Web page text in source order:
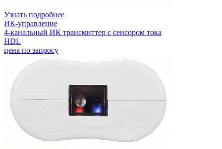
Узнать подробнее
ИК-управление
4-канальный ИК трансмиттер с сенсором тока
HDL
цена по запросу